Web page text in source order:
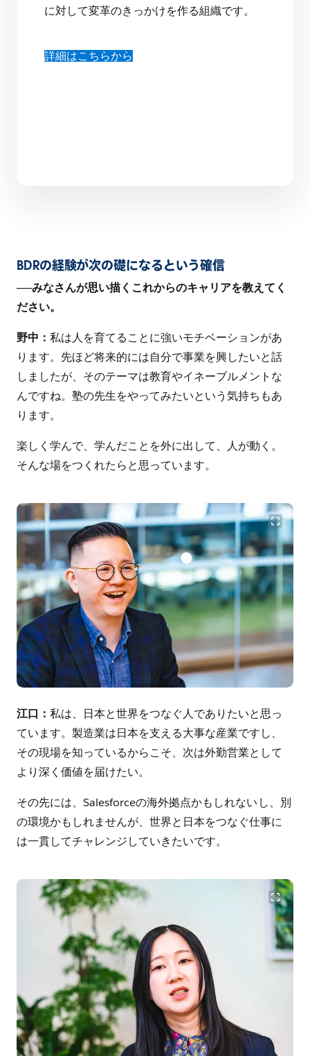
に対して変革のきっかけを作る組織です。
詳細はこちらから
BDRの経験が次の礎になるという確信
──みなさんが思い描くこれからのキャリアを教えてく
ださい。
野中：私は人を育てることに強いモチベーションがあ
ります。先ほど将来的には自分で事業を興したいと話
しましたが、そのテーマは教育やイネーブルメントな
んですね。塾の先生をやってみたいという気持ちもあ
ります。
楽しく学んで、学んだことを外に出して、人が動く。
そんな場をつくれたらと思っています。
江口：私は、日本と世界をつなぐ人でありたいと思っ
ています。製造業は日本を支える大事な産業ですし、
その現場を知っているからこそ、次は外勤営業として
より深く価値を届けたい。
その先には、Salesforceの海外拠点かもしれないし、別
の環境かもしれませんが、世界と日本をつなぐ仕事に
は一貫してチャレンジしていきたいです。